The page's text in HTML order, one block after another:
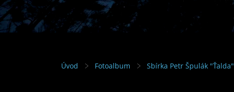
Úvod Fotoalbum Sbírka Petr Špulák "Ťalda"